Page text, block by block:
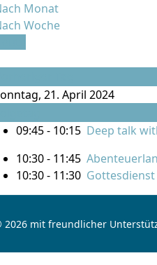
Monat
Woche
21. April 2024
09:45 - 10:15 Deep talk
10:30 - 11:45
10:30 - 11:30 Gottesdienst
2026 mit freundlicher